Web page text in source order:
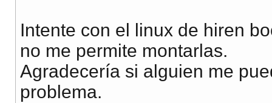
Intente con el linux de hiren
no me permite montarlas.
Agradecería si alguien me
problema.